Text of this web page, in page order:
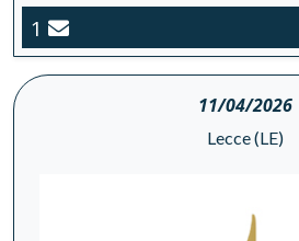
1
11/04/2026
Lecce (LE)